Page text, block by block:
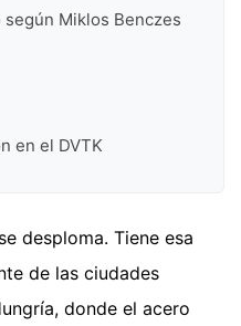
Miklos Benczes
en el DVTK
desploma. Tiene esa
de las ciudades
donde el acero